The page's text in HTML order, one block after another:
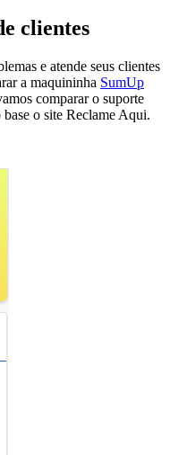
clientes
e atende seus clientes
a maquininha SumUp
comparar o suporte
o site Reclame Aqui.